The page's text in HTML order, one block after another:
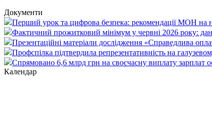
Документи
Перший урок та цифрова безпека: рекомендації МОН на
Фактичний прожитковий мінімум у червні 2026 року:
Презентаційні матеріали дослідження «Справедлива
Профспілка підтвердила репрезентативність на
Спрямовано 6,6 млрд грн на своєчасну виплату зарплат
Календар